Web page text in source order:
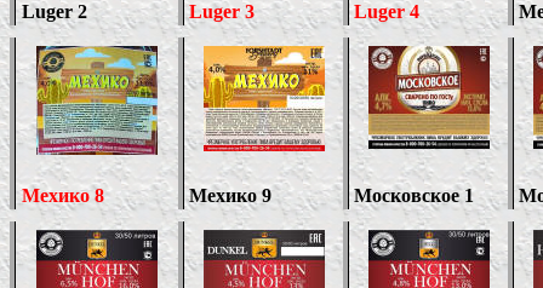
Luger 2 Luger 3 Luger4
Мехико 8 Мехико 9 Московское 1